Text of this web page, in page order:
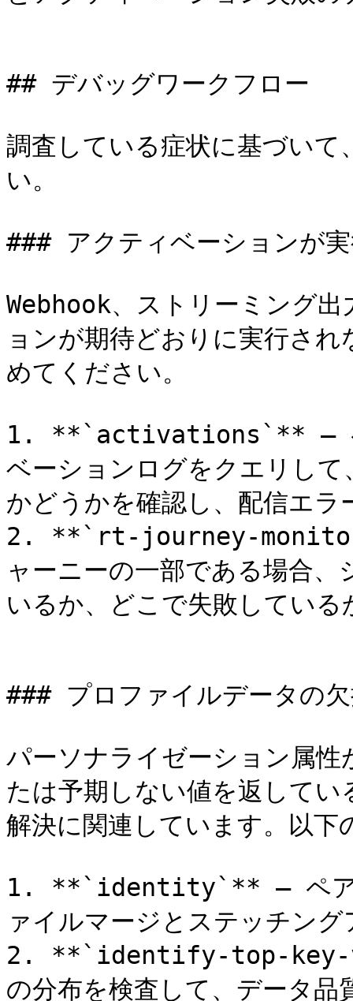
## デバッグワークフロー
調査している症状に基づい
い。
### アクティベーションが
Webhook、ストリーミング
ョンが期待どおりに実行さ
めてください。
1. **`activations`** — ペ
ベーションログをクエリし
かどうかを確認し、配信エラ
2. **`rt-journey-
ャーニーの一部である場合
いるか、どこで失敗している
### プロファイルデータの
パーソナライゼーション属
たは予期しない値を返して
解決に関連しています。以
1. **`identity`** — ペアレ
ァイルマージとステッチン
2. **`identify-top-key-
の分布を検査して、データ